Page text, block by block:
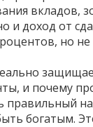
вкладов,
и доход от
но
и почему
богатым.